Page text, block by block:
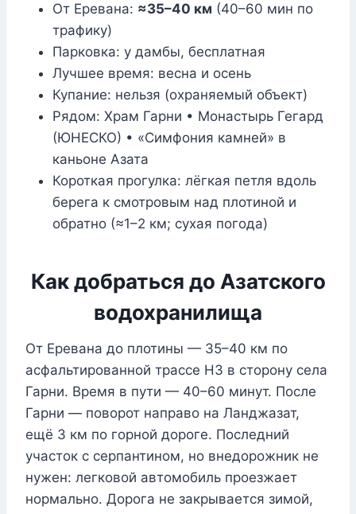
От Еревана: ≈35–40 км (40–60 мин по
трафику)
Парковка: у дамбы, бесплатная
Лучшее время: весна и осень
Купание: нельзя (охраняемый объект)
Рядом: Храм Гарни • Монастырь Гегард
(ЮНЕСКО) • «Симфония камней» в
каньоне Азата
Короткая прогулка: лёгкая петля вдоль
берега к смотровым над плотиной и
обратно (≈1–2 км; сухая погода)
Как добраться до Азатского
водохранилища
От Еревана до плотины — 35–40 км по
асфальтированной трассе H3 в сторону села
Гарни. Время в пути — 40–60 минут. После
Гарни — поворот направо на Ланджазат,
ещё 3 км по горной дороге. Последний
участок с серпантином, но внедорожник не
нужен: легковой автомобиль проезжает
нормально. Дорога не закрывается зимой,